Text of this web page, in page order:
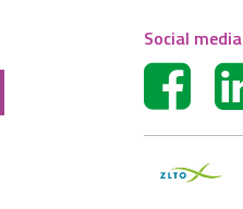
Social media